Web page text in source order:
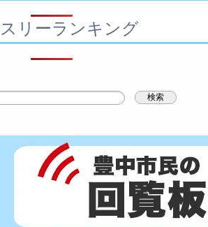
リーランキング
検索